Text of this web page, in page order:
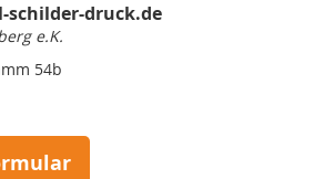
schilder-druck.de
e.K.
54b